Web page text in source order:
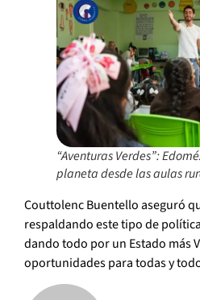
“Aventuras Verdes”:
planeta desde las aulas
Couttolenc Buentello aseguró
respaldando este tipo de
dando todo por un Estado más
oportunidades para todas y